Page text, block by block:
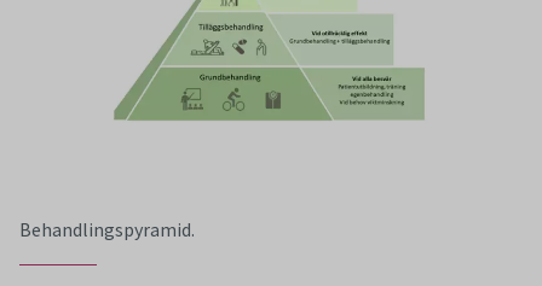
Behandlingspyramid.